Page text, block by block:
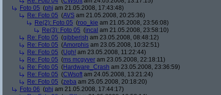
Foto 05 (phj am 21.05.2008, 17:43:48)
Re: Foto 05 (AVS am 21.05.2008, 20:25:36)
Re(2): Foto 05 (roo_kie am 21.05.2008, 23:56:08)
Re(3): Foto 05 (incal am 21.05.2008, 23:58:10)
Re: Foto 05 (gibberish am 23.05.2008, 08:48:12)
Re: Foto 05 (Amorphis am 23.05.2008, 10:32:51)
Re: Foto 05 (Ugh! am 23.05.2008, 11:22:44)
Re: Foto 05 (ms mcgyver am 23.05.2008, 22:18:11)
Re: Foto 05 (Hardware_Crash am 23.05.2008, 23:36:59)
Re: Foto 05 (CWsoft am 24.05.2008, 13:21:24)
Re: Foto 05 (zeba am 25.05.2008, 20:18:20)
Foto 06 (phj am 21.05.2008, 17:44:17)